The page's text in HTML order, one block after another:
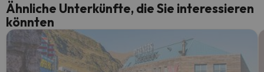
Ähnliche Unterkünfte, die Sie interessieren
könnten